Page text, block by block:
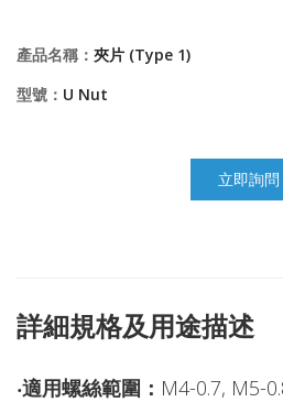
產品名稱： 夾片 (Type 1)
型號： U Nut
立即詢問
詳細規格及用途描述
‧適用螺絲範圍： M4-0.7, M5-